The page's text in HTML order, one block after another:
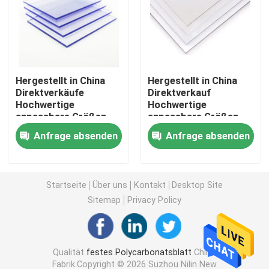
Polycarbonatshöhlenblatt
gewölbtes Polycarbonatsblatt
Plastikacrylblatt
Plastik-PVC-Blatt
Polycarbonats-Filmstreifen
Bienenwaben-Polycarbonats-Blatt
Hergestellt in China
Direktverkäufe
Hochwertige
anpassbare Größen
Transparentes
Kunststoffblech
Festes
Anfrage absenden
Hergestellt in China
Direktverkauf
Hochwertige
anpassbare Größen
Transparentes
Kunststoffblech
Festes
Anfrage absenden
Startseite Über uns Kontakt
Desktop Site
Sitemap
Privacy Policy
Qualität festes Polycarbonatsblatt China
Fabrik.Copyright © 2026 Suzhou Nilin New